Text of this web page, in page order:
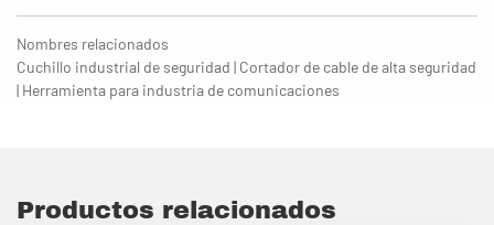
Nombres relacionados
Cuchillo industrial de seguridad | Cortador de cable de alta seguridad
| Herramienta para industria de comunicaciones
Productos relacionados